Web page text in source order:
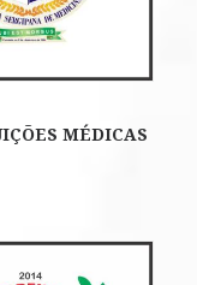
MÉDICAS